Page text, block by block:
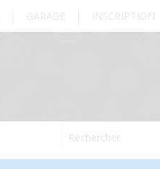
GARAGE INSCRIPTION